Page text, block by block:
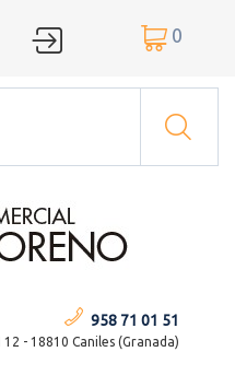
  0
958 71 01 51
- 18810 Caniles (Granada)